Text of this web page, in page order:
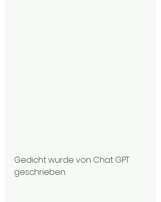
Gedicht wurde von Chat GPT
geschrieben.